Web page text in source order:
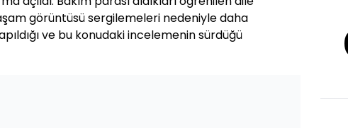
görüntüsü sergilemeleri nedeniyle daha
ve bu konudaki incelemenin sürdüğü